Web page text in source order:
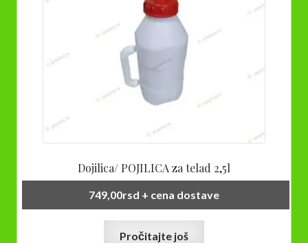
Dojilica/ POJILICA za telad 2,5l
749,00rsd + cena dostave
Pročitajte još